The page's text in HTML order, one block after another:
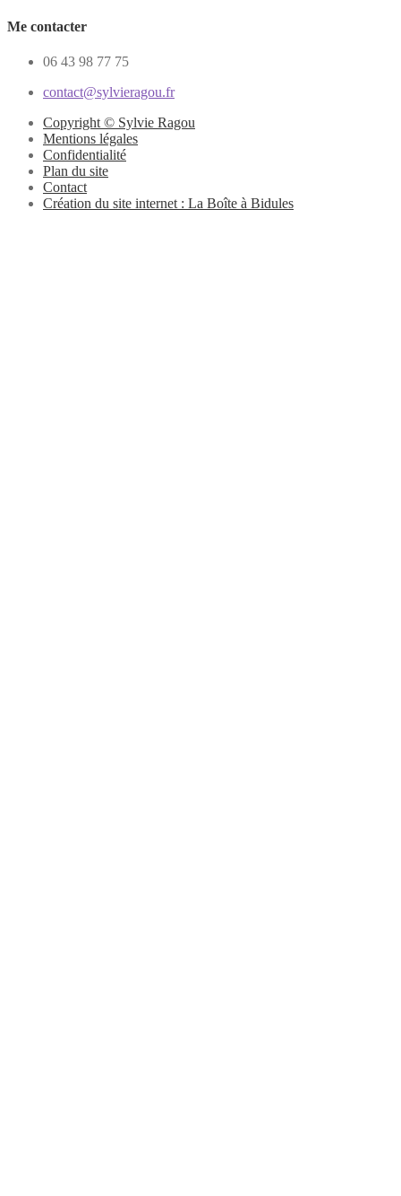
Me contacter
06 43 98 77 75
contact@sylvieragou.fr
Copyright © Sylvie Ragou
Mentions légales
Confidentialité
Plan du site
Contact
Création du site internet : La Boîte à Bidules